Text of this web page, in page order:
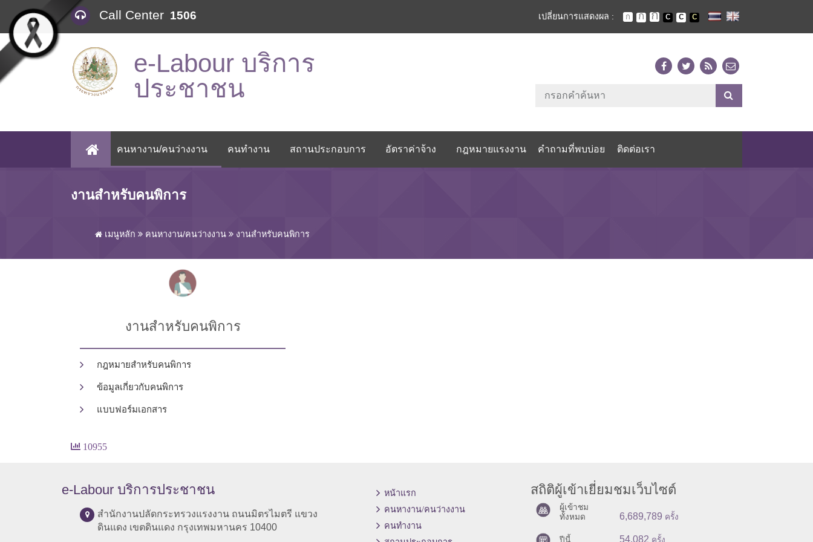
Skip to main content
Call Center 1506 เปลี่ยนการแสดงผล :
e-Labour บริการ
ประชาชน
(CURRENT)
คนหางาน/คนว่างงาน คนทำงาน สถานประกอบการ อัตราค่าจ้าง กฎหมายแรงงาน คำถามที่พบบ่อย ติดต่อเรา
งานสำหรับคนพิการ
เมนูหลัก คนหางาน/คนว่างงาน งานสำหรับคนพิการ
งานสำหรับคนพิการ
กฎหมายสำหรับคนพิการ
ข้อมูลเกี่ยวกับคนพิการ
แบบฟอร์มเอกสาร
10955
e-Labour บริการประชาชน
สำนักงานปลัดกระทรวงแรงงาน ถนนมิตรไมตรี แขวง
ดินแดง เขตดินแดง กรุงเทพมหานคร 10400
หน้าแรก
คนหางาน/คนว่างงาน
คนทำงาน
สถิติผู้เข้าเยี่ยมชมเว็บไซต์
ผู้เข้าชม
ทั้งหมด
6,689,789 ครั้ง
ปีนี้ 54,082 ครั้ง